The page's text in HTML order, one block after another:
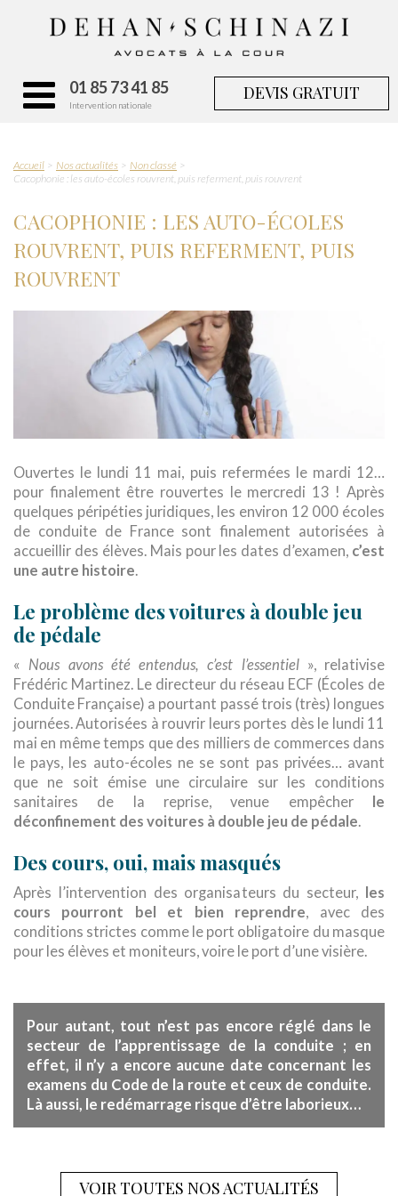
01 85 73 41 85
Intervention nationale
DEVIS GRATUIT
Accueil Nos actualités
Non classé
Cacophonie : les auto-écoles rouvrent, puis referment, puis rouvrent
CACOPHONIE : LES AUTO-ÉCOLES
ROUVRENT, PUIS REFERMENT, PUIS
ROUVRENT
Ouvertes le lundi 11 mai, puis refermées le mardi 12…
pour finalement être rouvertes le mercredi 13 ! Après
quelques péripéties juridiques, les environ 12 000 écoles
de conduite de France sont finalement autorisées à
accueillir des élèves. Mais pour les dates d’examen, c’est
une autre histoire.
Le problème des voitures à double jeu
de pédale
« Nous avons été entendus, c’est l’essentiel», relativise
Frédéric Martinez. Le directeur du réseau ECF (Écoles de
Conduite Française) a pourtant passé trois (très) longues
journées. Autorisées à rouvrir leurs portes dès le lundi 11
mai en même temps que des milliers de commerces dans
le pays, les auto-écoles ne se sont pas privées… avant
que ne soit émise une circulaire sur les conditions
sanitaires de la reprise, venue empêcher le
déconfinement des voitures à double jeu de pédale.
Des cours, oui, mais masqués
Après l’intervention des organisateurs du secteur, les
cours pourront bel et bien reprendre, avec des
conditions strictes comme le port obligatoire du masque
pour les élèves et moniteurs, voire le port d’une visière.
Pour autant, tout n’est pas encore réglé dans le
secteur de l’apprentissage de la conduite ; en
effet, il n’y a encore aucune date concernant les
examens du Code de la route et ceux de conduite.
Là aussi, le redémarrage risque d’être laborieux…
VOIR TOUTES NOS ACTUALITÉS